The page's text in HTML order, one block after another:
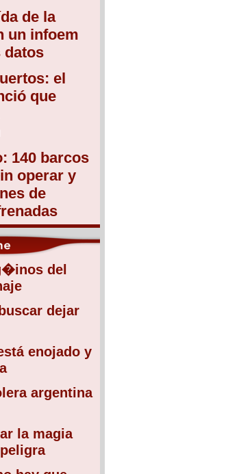
de la
un infoem
datos
el
que
140 barcos
operar y
de
del
dejar
enojado y
argentina
la magia